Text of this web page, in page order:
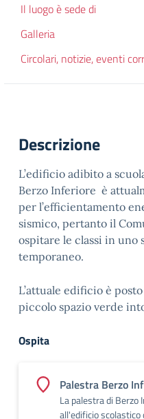
Il luogo è sede di
Galleria
Circolari, notizie, eventi
Descrizione
L’edificio adibito a
Berzo Inferiore è
per l’efficientamento
sismico, pertanto il
ospitare le classi in uno
temporaneo.
L’attuale edificio è
piccolo spazio verde
Ospita
Palestra Berzo
La palestra di
all'edificio scolastico